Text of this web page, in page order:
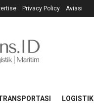
Privacy Policy Aviasi
LOGISTIK